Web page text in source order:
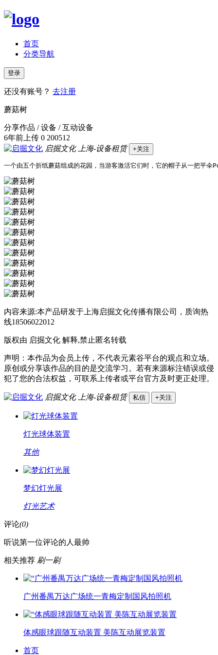
首页
分类导航
登录
还没有账号？ 去注册
蘑菇树
分享作品 / 设备 / 互动设备
6年前上传 0 200512
启掘文化
上海-设备租赁 +关注
内容来源:本产品研发于上海启掘文化传播有限公司，质询热
线18506022012
版权由 启掘文化 解释,禁止匿名转载
声明：本作品为会员上传，不代表元素谷平台的观点和立场。
原创或分享该作品的目的是交流学习。若有来源标注错误或侵
犯了您的合法权益，可联系上传者或平台官方及时更正处理。
启掘文化 上海-设备租赁 私信 +关注
灯光球体装置
其他
梦幻灯光展
灯光艺术
评论(0)
听说第一位评论的人最帅
相关推荐 刷一刷
广州番禺万达广场统一青梅定制国风拍照机
体感眼球跟随互动装置 美陈互动展览装置
首页